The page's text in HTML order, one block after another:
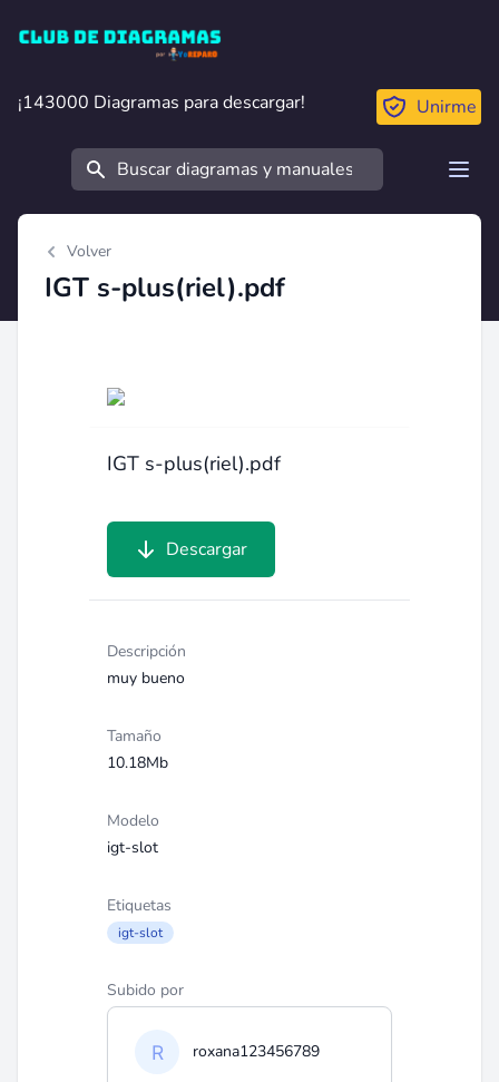
Club de Diagramas
¡143000 Diagramas para descargar!
¡143000 Diagramas para descargar! Unirme
Buscar
Volver
IGT s-plus(riel).pdf
IGT s-plus(riel).pdf
Descargar
Descripción
muy bueno
Tamaño
10.18Mb
Modelo
igt-slot
Etiquetas
igt-slot
Subido por
roxana123456789